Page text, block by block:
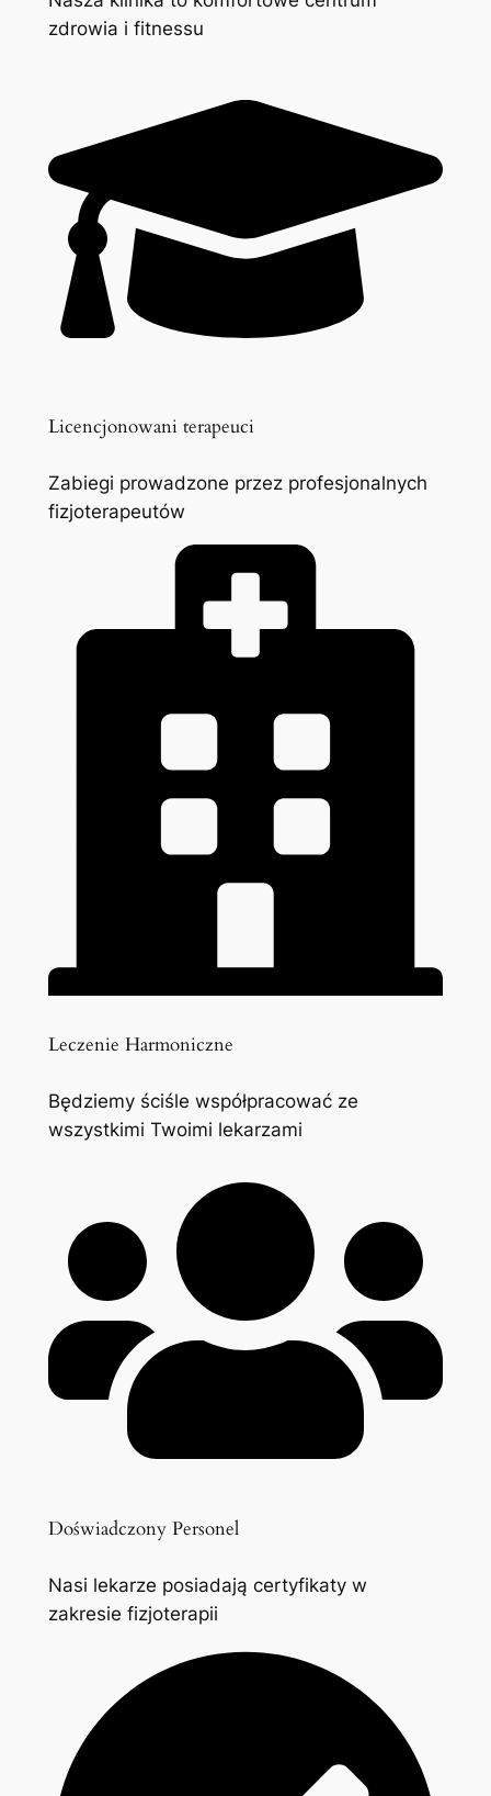
zdrowia i fitnessu
Licencjonowani terapeuci
Zabiegi prowadzone przez profesjonalnych
fizjoterapeutów
Leczenie Harmoniczne
Będziemy ściśle współpracować ze
wszystkimi Twoimi lekarzami
Doświadczony Personel
Nasi lekarze posiadają certyfikaty w
zakresie fizjoterapii